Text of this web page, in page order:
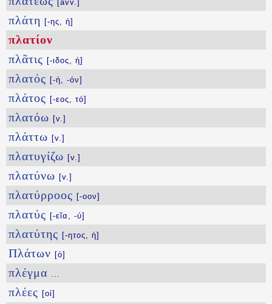
[avv.]
πλάτη [-ης, ἡ]
πλατίον
πλᾶτις [-ιδος, ἡ]
πλατός [-ή, -όν]
πλάτος [-εος, τό]
πλατόω [v.]
πλάττω [v.]
πλατυγίζω [v.]
πλατύνω [v.]
πλατύρροος [-οον]
πλατύς [-εῖα, -ύ]
πλατύτης [-ητος, ἡ]
Πλάτων [ὁ]
πλέγμα ...
πλέες [οἱ]